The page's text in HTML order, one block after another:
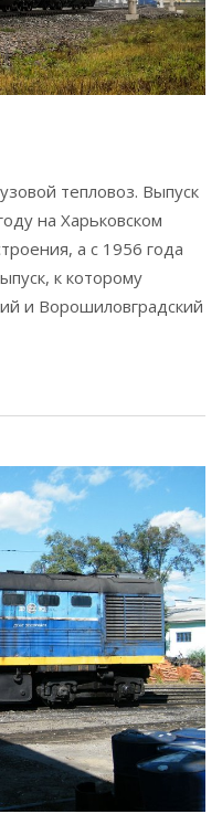
тепловоз. Выпуск
на Харьковском
а с 1956 года
к которому
и Ворошиловградский